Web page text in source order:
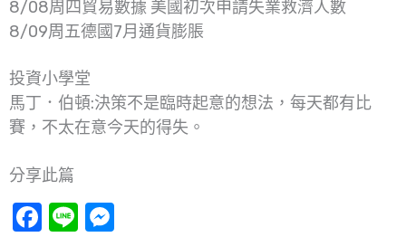
8/08周四貿易數據 美國初次申請失業救濟人數
8/09周五德國7月通貨膨脹
投資小學堂
馬丁．伯頓:決策不是臨時起意的想法，每天都有比
賽，不太在意今天的得失。
分享此篇
Facebook
Line